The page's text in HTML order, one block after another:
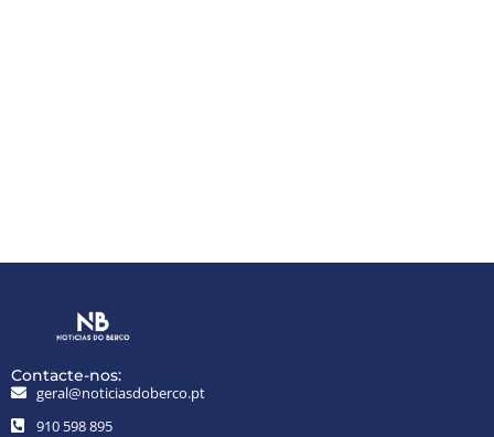
Contacte-nos:
geral@noticiasdoberco.pt
910 598 895